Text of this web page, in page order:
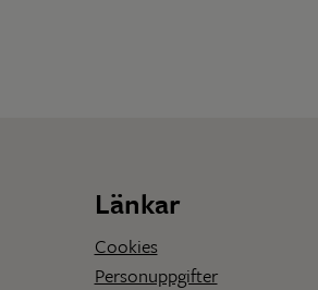
Länkar
Cookies
Personuppgifter